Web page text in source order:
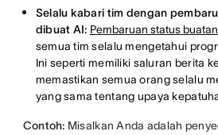
Selalu kabari tim dengan
dibuat AI: Pembaruan status
semua tim selalu mengetahui
Ini seperti memiliki saluran berita
memastikan semua orang selalu
yang sama tentang upaya
Contoh: Misalkan Anda adalah